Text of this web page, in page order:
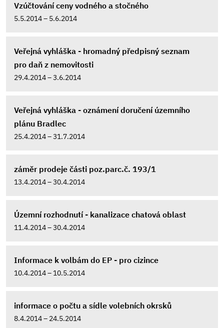
Vzúčtování ceny vodného a stočného
5.5.2014 – 5.6.2014
Veřejná vyhláška - hromadný předpisný seznam
pro daň z nemovitosti
29.4.2014 – 3.6.2014
Veřejná vyhláška - oznámení doručení územního
plánu Bradlec
25.4.2014 – 31.7.2014
záměr prodeje části poz.parc.č. 193/1
13.4.2014 – 30.4.2014
Územní rozhodnutí - kanalizace chatová oblast
11.4.2014 – 30.4.2014
Informace k volbám do EP - pro cizince
10.4.2014 – 10.5.2014
informace o počtu a sídle volebních okrsků
8.4.2014 – 24.5.2014